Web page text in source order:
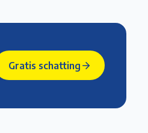
Gratis schatting